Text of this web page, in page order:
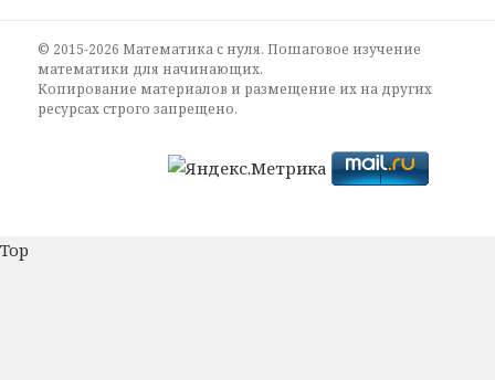
© 2015-2026 Математика с нуля. Пошаговое изучение
математики для начинающих.
Копирование материалов и размещение их на других
ресурсах строго запрещено.
Top